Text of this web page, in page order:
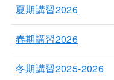
夏期講習2026
春期講習2026
冬期講習2025-2026